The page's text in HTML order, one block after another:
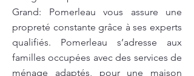
Grand: Pomerleau vous assure une
propreté constante grâce à ses experts
qualifiés. Pomerleau s’adresse aux
familles occupées avec des services de
ménage adaptés, pour une maison